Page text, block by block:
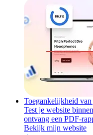
Toegankelijkheid
Test je website
ontvang een PDF-
Bekijk mijn website